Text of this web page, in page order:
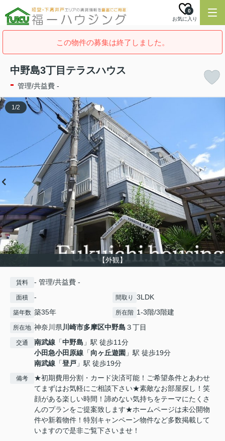
お気に入り
0
この物件の募集は終了しました。
中野島3丁目テラスハウス
- 管理/共益費 -
【外観】
1/2
賃料 - 管理/共益費 -
面積 - 間取り 3LDK
築年数 築35年 所在階 1-3階/3階建
所在地 神奈川県川崎市多摩区中野島 ３丁目
交通 南武線 「中野島 」駅 徒歩11分
小田急小田原線 「向ヶ丘遊園 」駅 徒歩19分
南武線 「登戸 」駅 徒歩19分
備考
★初期費用分割・カード決済可能！ご希望条件とあわせ
てまずはお気軽にご相談下さい★素敵なお部屋探し！笑
顔がある楽しい時間！諦めない気持ちをテーマにたくさ
んのプランをご提案致します★ホームページは未公開物
件や新着物件！特別キャンペーン物件など多数掲載して
いますので是非ご覧下さいませ！